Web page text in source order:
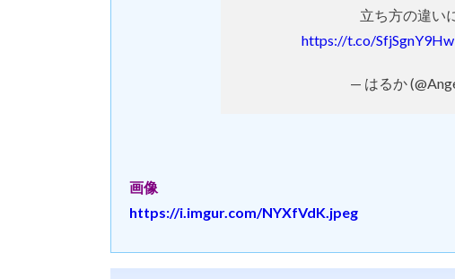
立ち方の違い
https://t.co/SfjSgnY9Hw
— はるか
画像
https://i.imgur.com/NYXfVdK.jpeg